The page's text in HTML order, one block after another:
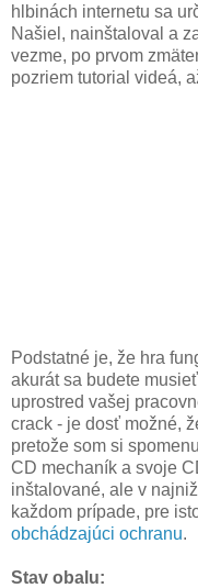
hlbinách internetu sa
Našiel, nainštaloval a
vezme, po prvom
pozriem tutorial videá,
Podstatné je, že hra
akurát sa budete
uprostred vašej
crack - je dosť možné,
pretože som si
CD mechaník a svoje
inštalované, ale v
každom prípade, pre
obchádzajúci ochranu.
Stav obalu: